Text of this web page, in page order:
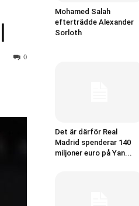
0
Mohamed Salah
efterträdde Alexander
Sorloth
Det är därför Real
Madrid spenderar 140
miljoner euro på Yan...